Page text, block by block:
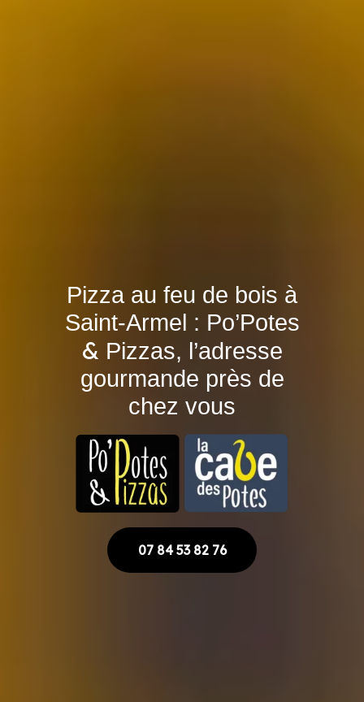
Pizza au feu de bois à
Saint-Armel : Po’Potes
& Pizzas, l’adresse
gourmande près de
chez vous
07 84 53 82 76